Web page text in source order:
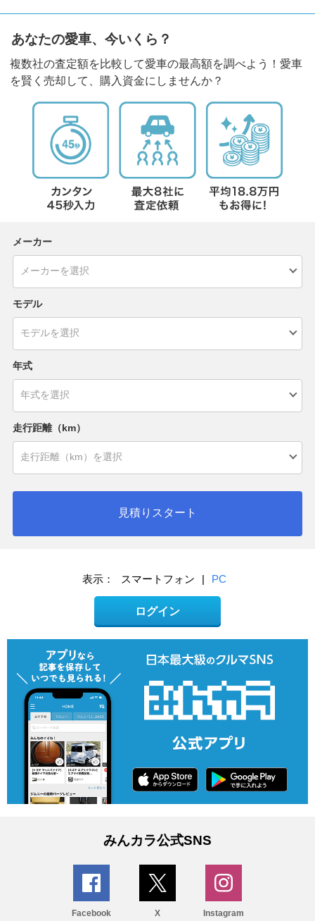
あなたの愛車、今いくら？
複数社の査定額を比較して愛車の最高額を調べよう！愛車
を賢く売却して、購入資金にしませんか？
メーカー
モデル
年式
走行距離（km）
見積りスタート
表示： スマートフォン | PC
ログイン
みんカラ公式SNS
Facebook X Instagram